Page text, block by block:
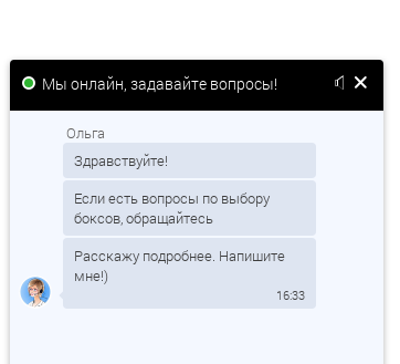
Мы онлайн, задавайте вопросы!
Ольга
Здравствуйте!
Если есть вопросы по выбору
боксов, обращайтесь
Расскажу подробнее. Напишите
мне!)
16:33